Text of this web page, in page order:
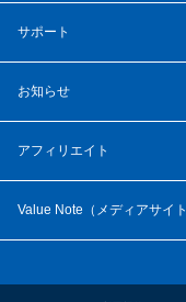
サポート
お知らせ
アフィリエイト
Value Note（ メディアサイト